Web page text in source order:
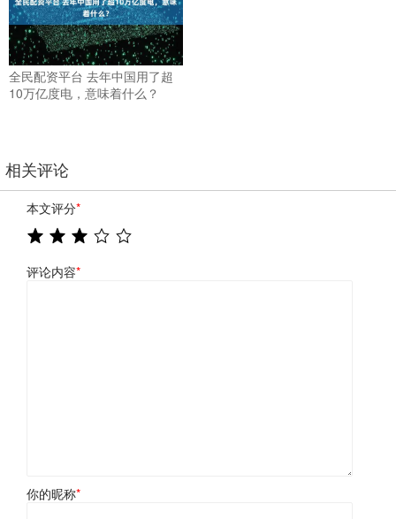
全民配资平台 去年中国用了超
10万亿度电，意味着什么？
相关评论
本文评分*
评论内容*
你的昵称*